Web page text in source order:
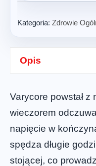
Kategoria: Zdrowie
Opis
Varycore powstał z
wieczorem
napięcie w
spędza długie
stojącej, co